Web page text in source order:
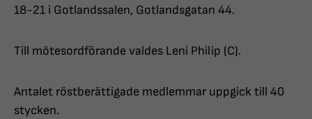
18-21 i Gotlandssalen, Gotlandsgatan 44.
Till mötesordförande valdes Leni Philip (C).
Antalet röstberättigade medlemmar uppgick till 40
stycken.